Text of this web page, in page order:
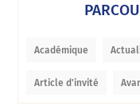
Académique
Article d'invité